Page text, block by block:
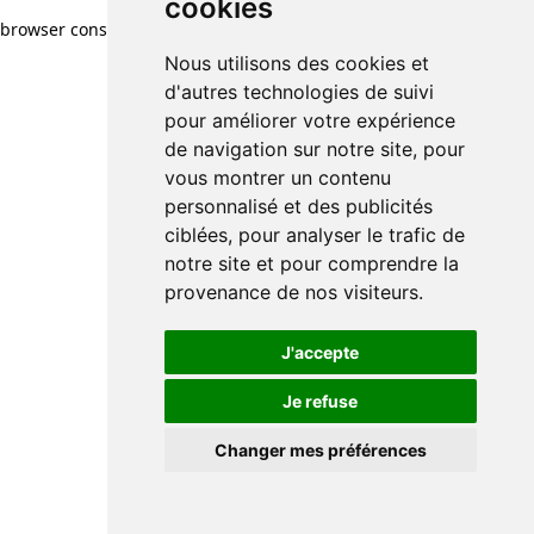
cookies
Nous utilisons des cookies et
d'autres technologies de suivi
pour améliorer votre expérience
de navigation sur notre site, pour
vous montrer un contenu
personnalisé et des publicités
ciblées, pour analyser le trafic de
notre site et pour comprendre la
provenance de nos visiteurs.
J'accepte
Je refuse
Changer mes préférences
browser console for more information)